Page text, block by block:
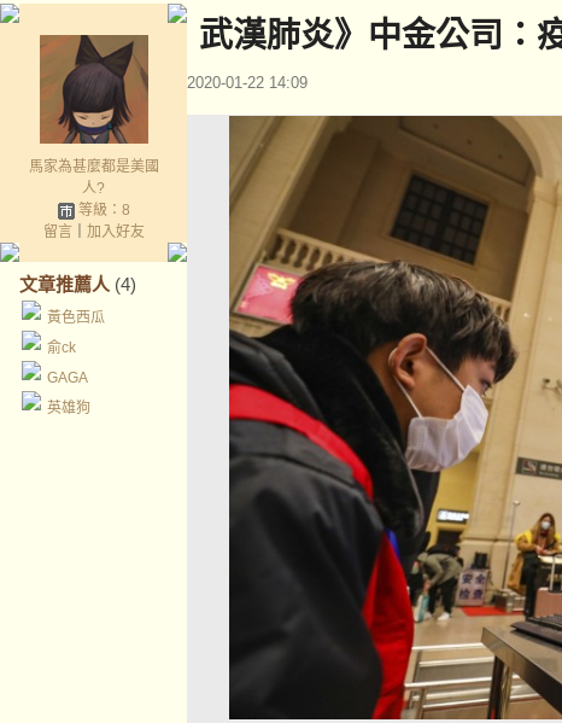
馬家為甚麼都是美國
人?
等級：8
留言｜ 加入好友
文章推薦人 (4)
黃色西瓜
俞ck
GAGA
英雄狗
武漢肺炎》中金公司：
2020-01-22 14:09